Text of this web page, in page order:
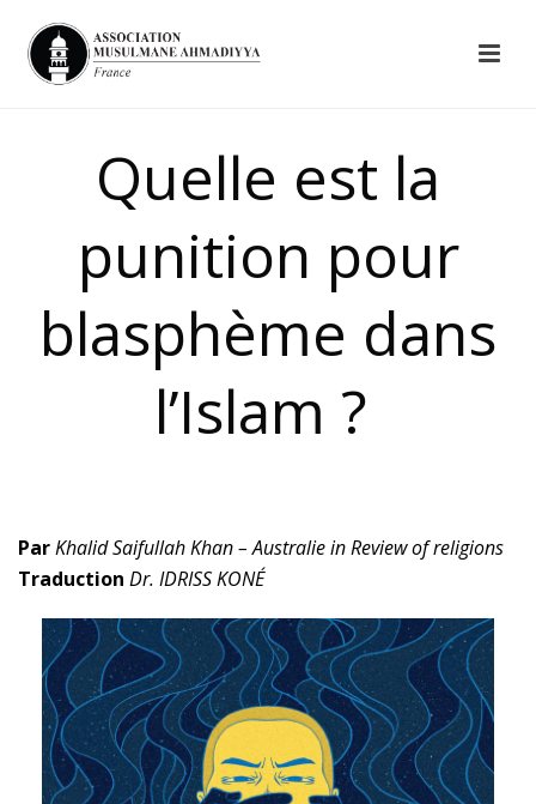
Quelle est la
punition pour
blasphème dans
l’Islam ?
ParKhalid Saifullah Khan – Australie in Review of religions
Traduction Dr. IDRISS KONÉ